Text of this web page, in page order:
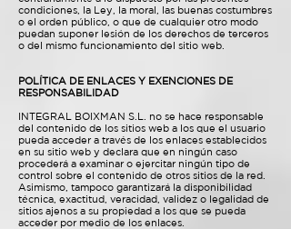
condiciones, la Ley, la moral, las buenas costumbres
o el orden público, o que de cualquier otro modo
puedan suponer lesión de los derechos de terceros
o del mismo funcionamiento del sitio web.
POLÍTICA DE ENLACES Y EXENCIONES DE
RESPONSABILIDAD
INTEGRAL BOIXMAN S.L. no se hace responsable
del contenido de los sitios web a los que el usuario
pueda acceder a través de los enlaces establecidos
en su sitio web y declara que en ningún caso
procederá a examinar o ejercitar ningún tipo de
control sobre el contenido de otros sitios de la red.
Asimismo, tampoco garantizará la disponibilidad
técnica, exactitud, veracidad, validez o legalidad de
sitios ajenos a su propiedad a los que se pueda
acceder por medio de los enlaces.